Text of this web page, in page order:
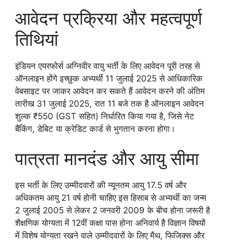
आवेदन प्रक्रिया और महत्वपूर्ण
तिथियां
इंडियन एयरफोर्स अग्निवीर वायु भर्ती के लिए आवेदन पूरी तरह से
ऑनलाइन होंगे इच्छुक अभ्यर्थी 11 जुलाई 2025 से आधिकारिक
वेबसाइट पर जाकर आवेदन कर सकते हैं आवेदन करने की अंतिम
तारीख 31 जुलाई 2025, रात 11 बजे तक है ऑनलाइन आवेदन
शुल्क ₹550 (GST सहित) निर्धारित किया गया है, जिसे नेट
बैंकिंग, डेबिट या क्रेडिट कार्ड से भुगतान करना होगा।
पात्रता मानदंड और आयु सीमा
इस भर्ती के लिए उम्मीदवारों की न्यूनतम आयु 17.5 वर्ष और
अधिकतम आयु 21 वर्ष होनी चाहिए इस हिसाब से अभ्यर्थी का जन्म
2 जुलाई 2005 से लेकर 2 जनवरी 2009 के बीच होना जरूरी है
शैक्षणिक योग्यता में 12वीं कक्षा पास होना अनिवार्य है विज्ञान विषयों
में विशेष योग्यता रखने वाले उम्मीदवारों के लिए मैथ, फिजिक्स और